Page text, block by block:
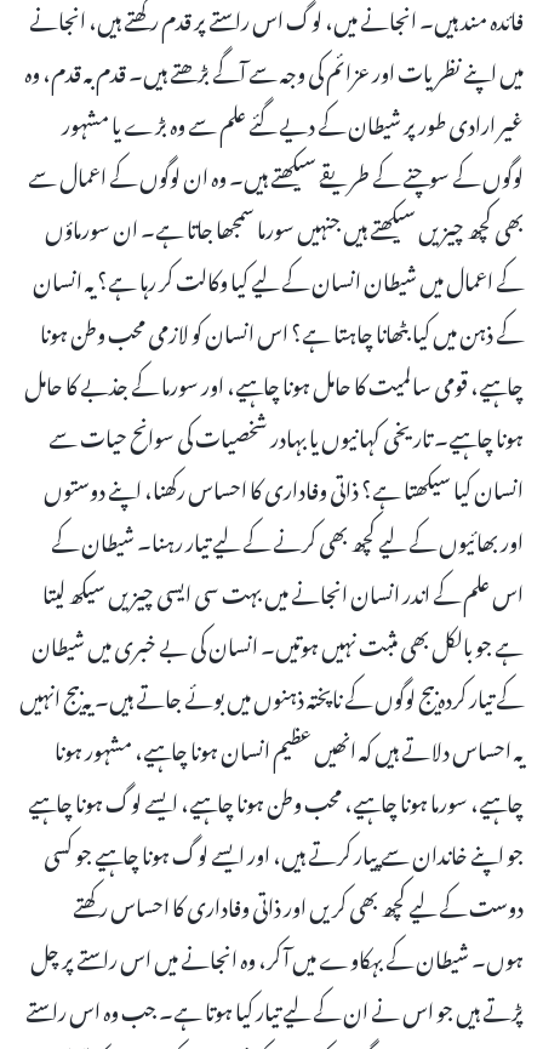
فائدہ مند ہیں۔ انجانے میں، لوگ اس راستے پر قدم رکھتے ہیں، انجانے
میں اپنے نظریات اور عزائم کی وجہ سے آگے بڑھتے ہیں۔ قدم بہ قدم، وہ
غیر ارادی طور پر شیطان کے دیے گئے علم سے وہ بڑے یا مشہور
لوگوں کے سوچنے کے طریقے سیکھتے ہیں۔ وہ ان لوگوں کے اعمال سے
بھی کچھ چیزیں سیکھتے ہیں جنہیں سورما سمجھا جاتا ہے۔ ان سورماؤں
کے اعمال میں شیطان انسان کے لیے کیا وکالت کر رہا ہے؟ یہ انسان
کے ذہن میں کیا بٹھانا چاہتا ہے؟ اس انسان کو لازمی محب وطن ہونا
چاہیے، قومی سالمیت کا حامل ہونا چاہیے، اور سورما کے جذبے کا حامل
ہونا چاہیے۔ تاریخی کہانیوں یا بہادر شخصیات کی سوانح حیات سے
انسان کیا سیکھتا ہے؟ ذاتی وفاداری کا احساس رکھنا، اپنے دوستوں
اور بھائیوں کے لیے کچھ بھی کرنے کے لیے تیار رہنا۔ شیطان کے
اس علم کے اندر انسان انجانے میں بہت سی ایسی چیزیں سیکھ لیتا
ہے جو بالکل بھی مثبت نہیں ہوتیں۔ انسان کی بے خبری میں شیطان
کے تیار کردہ بیج لوگوں کے ناپختہ ذہنوں میں بوئے جاتے ہیں۔ یہ بیج انہیں
یہ احساس دلاتے ہیں کہ انھیں عظیم انسان ہونا چاہیے، مشہور ہونا
چاہیے، سورما ہونا چاہیے، محب وطن ہونا چاہیے، ایسے لوگ ہونا چاہیے
جو اپنے خاندان سے پیار کرتے ہیں، اور ایسے لوگ ہونا چاہیے جو کسی
دوست کے لیے کچھ بھی کریں اور ذاتی وفاداری کا احساس رکھتے
ہوں۔ شیطان کے بہکاوے میں آ کر، وہ انجانے میں اس راستے پر چل
پڑتے ہیں جو اس نے ان کے لیے تیار کیا ہوتا ہے۔ جب وہ اس راستے